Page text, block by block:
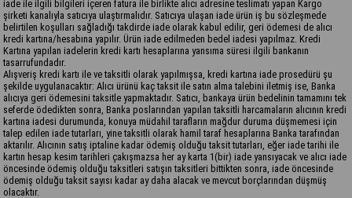
iade ile ilgili bilgileri içeren fatura ile birlikte alıcı adresine teslimatı yapan Kargo
şirketi kanalıyla satıcıya ulaştırmalıdır. Satıcıya ulaşan iade ürün iş bu sözleşmede
belirtilen koşulları sağladığı takdirde iade olarak kabul edilir, geri ödemesi de alıcı
kredi kartına/hesabına yapılır. Ürün iade edilmeden bedel iadesi yapılmaz. Kredi
Kartına yapılan iadelerin kredi kartı hesaplarına yansıma süresi ilgili bankanın
tasarrufundadır.
Alışveriş kredi kartı ile ve taksitli olarak yapılmışsa, kredi kartına iade prosedürü şu
şekilde uygulanacaktır: Alıcı ürünü kaç taksit ile satın alma talebini iletmiş ise, Banka
alıcıya geri ödemesini taksitle yapmaktadır. Satıcı, bankaya ürün bedelinin tamamını tek
seferde ödedikten sonra, Banka poslarından yapılan taksitli harcamaların alıcının kredi
kartına iadesi durumunda, konuya müdahil tarafların mağdur duruma düşmemesi için
talep edilen iade tutarları, yine taksitli olarak hamil taraf hesaplarına Banka tarafından
aktarılır. Alıcının satış iptaline kadar ödemiş olduğu taksit tutarları, eğer iade tarihi ile
kartın hesap kesim tarihleri çakışmazsa her ay karta 1(bir) iade yansıyacak ve alıcı iade
öncesinde ödemiş olduğu taksitleri satışın taksitleri bittikten sonra, iade öncesinde
ödemiş olduğu taksit sayısı kadar ay daha alacak ve mevcut borçlarından düşmüş
olacaktır.